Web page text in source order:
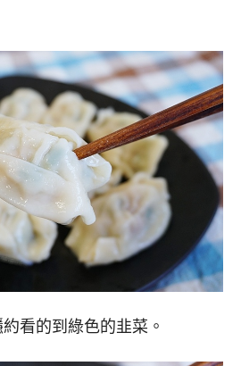
看的到綠色的韭菜。